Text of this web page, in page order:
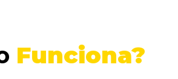
Funciona?